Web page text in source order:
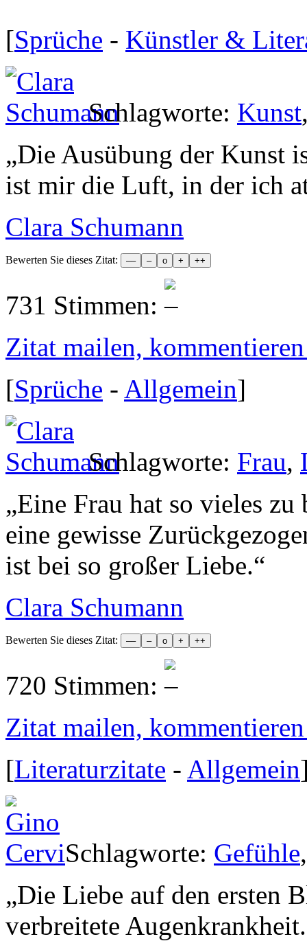
[Sprüche - Künstler &
Schlagworte: Kunst
„Die Ausübung der Kunst
ist mir die Luft, in der ich
Clara Schumann
Bewerten Sie dieses Zitat:
731 Stimmen:
Zitat mailen,
[Sprüche - Allgemein]
Schlagworte: Frau,
„Eine Frau hat so vieles zu
eine gewisse
ist bei so großer Liebe.“
Clara Schumann
Bewerten Sie dieses Zitat:
720 Stimmen:
Zitat mailen,
[Literaturzitate - Allgemein
Schlagworte: Gefühle
„Die Liebe auf den ersten
verbreitete Augenkrankheit.